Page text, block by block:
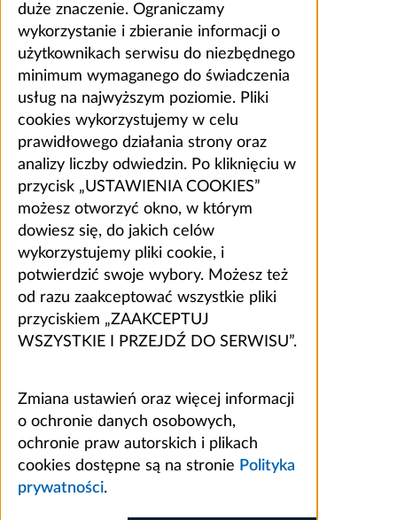
duże znaczenie. Ograniczamy
wykorzystanie i zbieranie informacji o
użytkownikach serwisu do niezbędnego
minimum wymaganego do świadczenia
usług na najwyższym poziomie. Pliki
cookies wykorzystujemy w celu
prawidłowego działania strony oraz
analizy liczby odwiedzin. Po kliknięciu w
przycisk „USTAWIENIA COOKIES”
możesz otworzyć okno, w którym
dowiesz się, do jakich celów
wykorzystujemy pliki cookie, i
potwierdzić swoje wybory. Możesz też
od razu zaakceptować wszystkie pliki
przyciskiem „ZAAKCEPTUJ
WSZYSTKIE I PRZEJDŹ DO SERWISU”.
Zmiana ustawień oraz więcej informacji
o ochronie danych osobowych,
ochronie praw autorskich i plikach
cookies dostępne są na stronie Polityka
prywatności.